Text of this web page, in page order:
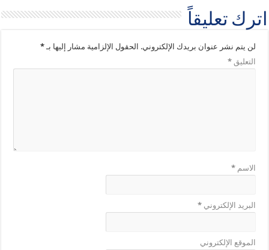
اترك تعليقاً
لن يتم نشر عنوان بريدك الإلكتروني. الحقول الإلزامية مشار إليها بـ*
التعليق*
الاسم*
البريد الإلكتروني*
الموقع الإلكتروني